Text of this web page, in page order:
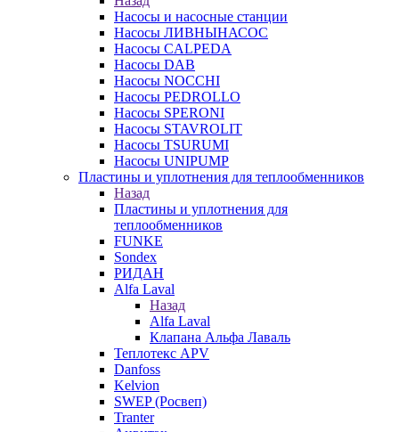
Насосы и насосные станции
Насосы ЛИВНЫНАСОС
Насосы CALPEDA
Насосы DAB
Насосы NOCCHI
Насосы PEDROLLO
Насосы SPERONI
Насосы STAVROLIT
Насосы TSURUMI
Насосы UNIPUMP
Пластины и уплотнения для теплообменников
Назад
Пластины и уплотнения для
теплообменников
FUNKE
Sondex
РИДАН
Alfa Laval
Назад
Alfa Laval
Клапана Альфа Лаваль
Теплотекс APV
Danfoss
Kelvion
SWEP (Росвеп)
Tranter